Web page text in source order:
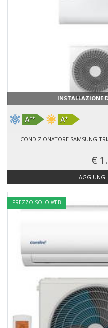
INSTALLAZIONE
CONDIZIONATORE SAMSUNG
€
AGGIUNGI
PREZZO SOLO WEB